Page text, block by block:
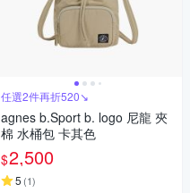
任選2件再折520↘
agnes b.Sport b. logo 尼龍 夾
棉 水桶包 卡其色
$2,500
5 (1)